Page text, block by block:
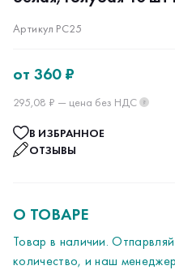
Артикул РС25
от 360 ₽
295,08 ₽ — цена без НДС ?
В ИЗБРАННОЕ
ОТЗЫВЫ
О ТОВАРЕ
Товар в наличии.
количество, и наш